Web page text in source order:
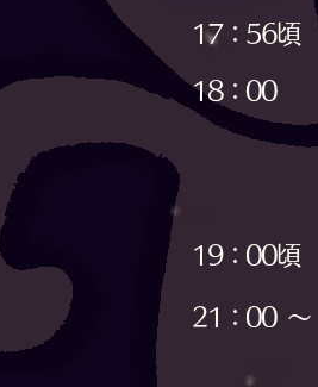
17：56頃
18：00
19：00頃
21：00 ～